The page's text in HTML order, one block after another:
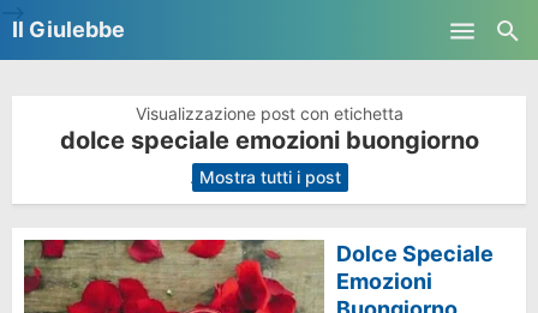
Il Giulebbe
Visualizzazione post con etichetta
dolce speciale emozioni buongiorno
. Mostra tutti i post
Dolce Speciale
Emozioni